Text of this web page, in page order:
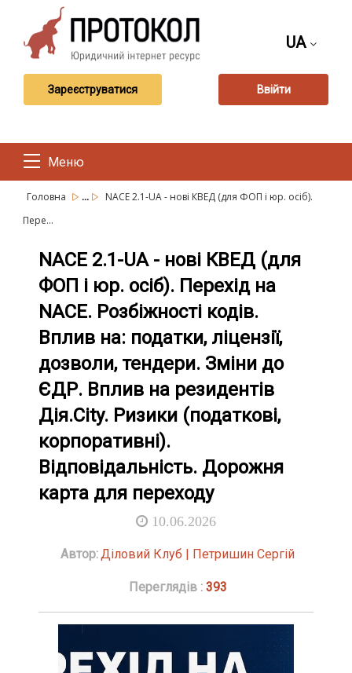
UA
Зареєструватися Ввійти
Меню
Головна ...
NACE 2.1-UA - нові КВЕД (для ФОП і юр. осіб).
Пере...
NACE 2.1-UA - нові КВЕД (для
ФОП і юр. осіб). Перехід на
NACE. Розбіжності кодів.
Вплив на: податки, ліцензії,
дозволи, тендери. Зміни до
ЄДР. Вплив на резидентів
Дія.City. Ризики (податкові,
корпоративні).
Відповідальність. Дорожня
карта для переходу
10.06.2026
Автор:Діловий Клуб | Петришин Сергій
Переглядів : 393